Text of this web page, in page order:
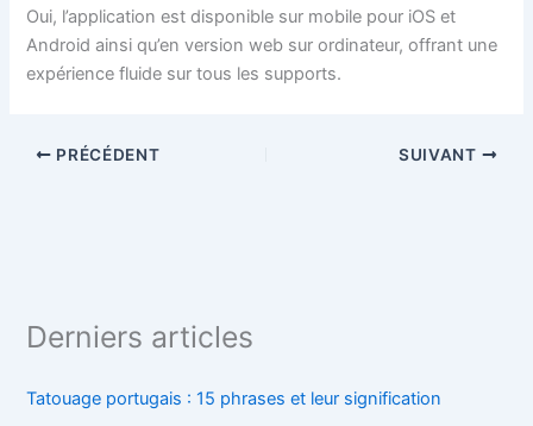
Oui, l’application est disponible sur mobile pour iOS et
Android ainsi qu’en version web sur ordinateur, offrant une
expérience fluide sur tous les supports.
PRÉCÉDENT SUIVANT
Derniers articles
Tatouage portugais : 15 phrases et leur signification